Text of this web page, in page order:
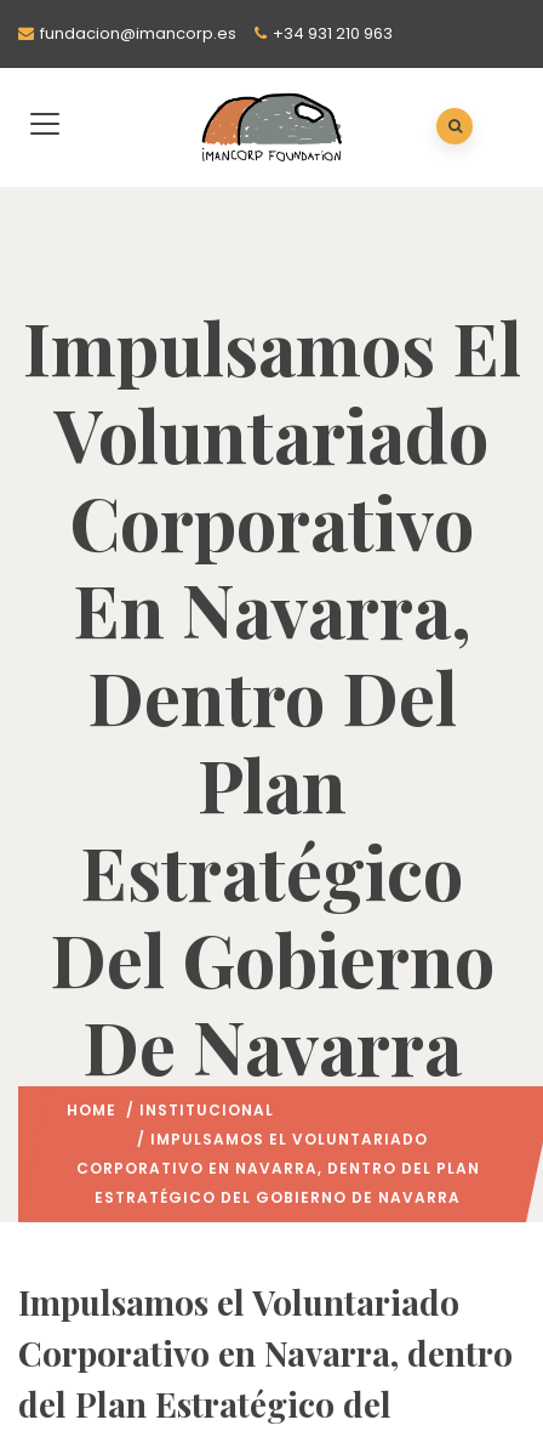
fundacion@imancorp.es +34 931 210 963
Impulsamos El
Voluntariado
Corporativo
En Navarra,
Dentro Del
Plan
Estratégico
Del Gobierno
De Navarra
HOME / INSTITUCIONAL
/ IMPULSAMOS EL VOLUNTARIADO
CORPORATIVO EN NAVARRA, DENTRO DEL PLAN
ESTRATÉGICO DEL GOBIERNO DE NAVARRA
Impulsamos el Voluntariado
Corporativo en Navarra, dentro
del Plan Estratégico del